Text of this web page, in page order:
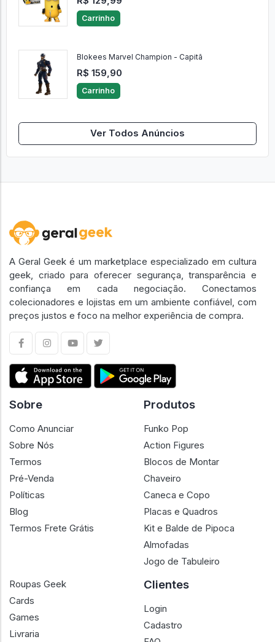
Carrinho
Blokees Marvel Champion - Capitã
R$ 159,90
Carrinho
Ver Todos Anúncios
A Geral Geek é um marketplace especializado em cultura
geek, criado para oferecer segurança, transparência e
confiança em cada negociação. Conectamos
colecionadores e lojistas em um ambiente confiável, com
preços justos e foco na melhor experiência de compra.
Sobre
Como Anunciar
Sobre Nós
Termos
Pré-Venda
Políticas
Blog
Termos Frete Grátis
Produtos
Funko Pop
Action Figures
Blocos de Montar
Chaveiro
Caneca e Copo
Placas e Quadros
Kit e Balde de Pipoca
Almofadas
Jogo de Tabuleiro
Roupas Geek
Cards
Games
Livraria
Clientes
Login
Cadastro